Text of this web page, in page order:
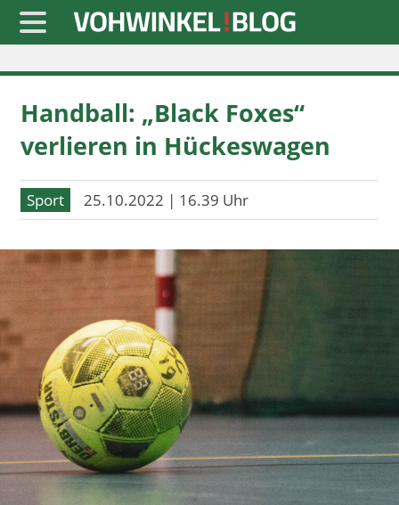
Startseite
» Blaulicht
» Freizeit
» Notizen
» Politik
» Sport
» Wirtschaft
Werbung
Datenschutz
Impressum
Handball: „Black Foxes“
verlieren in Hückeswagen
Sport 25.10.2022 | 16.39 Uhr